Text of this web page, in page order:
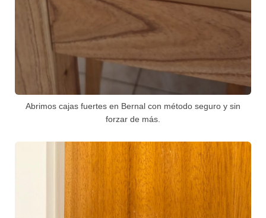
Abrimos cajas fuertes en Bernal con método seguro y sin
forzar de más.